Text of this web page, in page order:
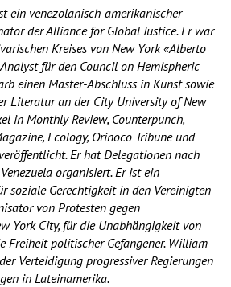
ein venezolanisch-amerikanischer
der Alliance for Global Justice. Er war
Kreises von New York «Alberto
für den Council on Hemispheric
einen Master-Abschluss in Kunst sowie
Literatur an der City University of New
in Monthly Review, Counterpunch,
Ecology, Orinoco Tribune und
Er hat Delegationen nach
organisiert. Er ist ein
soziale Gerechtigkeit in den Vereinigten
von Protesten gegen
York City, für die Unabhängigkeit von
Freiheit politischer Gefangener. William
Verteidigung progressiver Regierungen
in Lateinamerika.